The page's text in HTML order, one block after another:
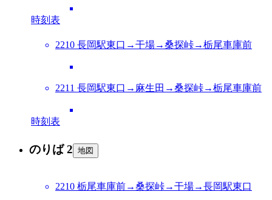
時刻表
2210 長岡駅東口→干場→桑探峠→栃尾車庫前
2211 長岡駅東口→麻生田→桑探峠→栃尾車庫前
時刻表
のりば 2 地図
2210 栃尾車庫前→桑探峠→干場→長岡駅東口